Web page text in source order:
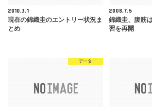
2010.3.1
現在の錦織圭のエントリー状況ま
とめ
2008.7.5
錦織圭、腹筋
習を再開
データ